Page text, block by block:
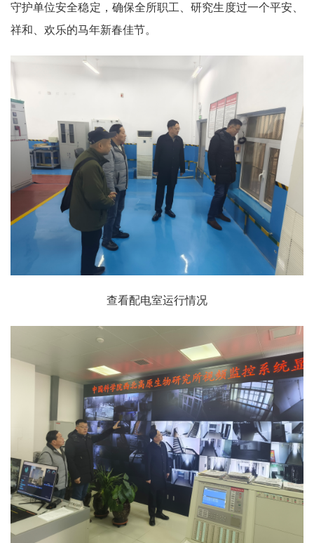
守护单位安全稳定，确保全所职工、研究生度过一个平安、
祥和、欢乐的马年新春佳节。
查看配电室运行情况